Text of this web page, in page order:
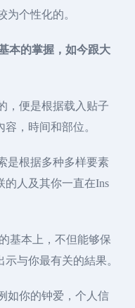
为个性化的。
本的掌握，如今跟大
，便是根据载入贴子
，時间和部位。
是根据多种多样要素
的人及其你一直在Ins
基本上，不但能够保
与你最有关的結果。
如你的钟爱，个人信